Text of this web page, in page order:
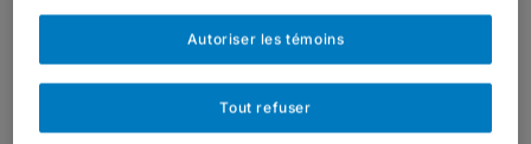
Tout refuser
Autoriser les témoins